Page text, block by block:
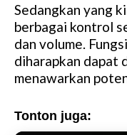
Sedangkan yang
berbagai kontrol
dan volume.
diharapkan dapat
menawarkan
Tonton juga: